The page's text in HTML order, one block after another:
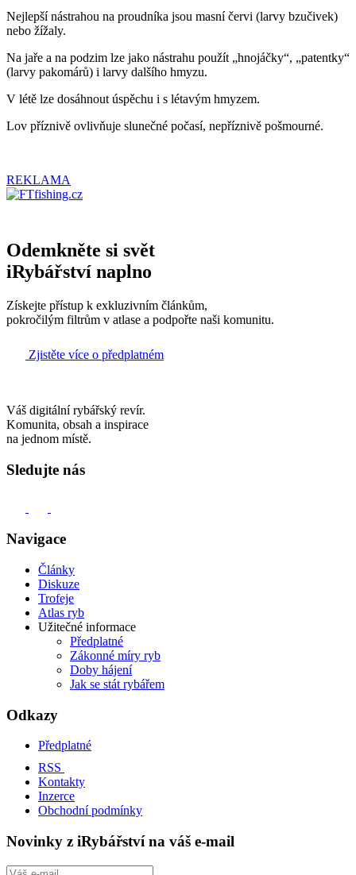
Nejlepší nástrahou na proudníka jsou masní červi (larvy bzučivek)
nebo žížaly.
Na jaře a na podzim lze jako nástrahu použít „hnojáčky“, „patentky“
(larvy pakomárů) i larvy dalšího hmyzu.
V létě lze dosáhnout úspěchu i s létavým hmyzem.
Lov příznivě ovlivňuje slunečné počasí, nepříznivě pošmourné.
REKLAMA
Odemkněte si svět
iRybářství naplno
Získejte přístup k exkluzivním článkům,
pokročilým filtrům v atlase a podpořte naši komunitu.
Zjistěte více o předplatném
Váš digitální rybářský revír.
Komunita, obsah a inspirace
na jednom místě.
Sledujte nás
Navigace
Články
Diskuze
Trofeje
Atlas ryb
Užitečné informace
Předplatné
Zákonné míry ryb
Doby hájení
Jak se stát rybářem
Odkazy
Předplatné
RSS
Kontakty
Inzerce
Obchodní podmínky
Novinky z iRybářství na váš e-mail